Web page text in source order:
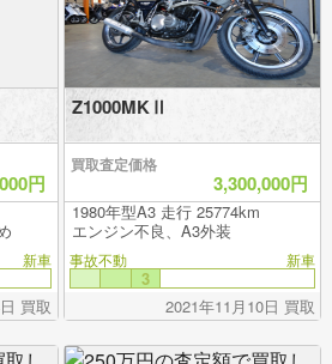
円
新車
買取
Z1000MKⅡ
買取査定価格
3,300,000円
1980年型A3 走行 25774km
エンジン不良、A3外装
事故不動 新車
3
2021年11月10日 買取